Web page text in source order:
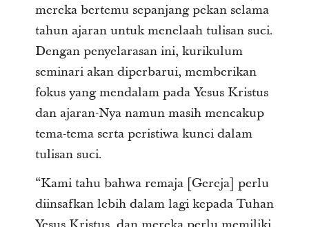
mereka bertemu sepanjang pekan selama
tahun ajaran untuk menelaah tulisan suci.
Dengan penyelarasan ini, kurikulum
seminari akan diperbarui, memberikan
fokus yang mendalam pada Yesus Kristus
dan ajaran-Nya namun masih mencakup
tema-tema serta peristiwa kunci dalam
tulisan suci.
“Kami tahu bahwa remaja [Gereja] perlu
diinsafkan lebih dalam lagi kepada Tuhan